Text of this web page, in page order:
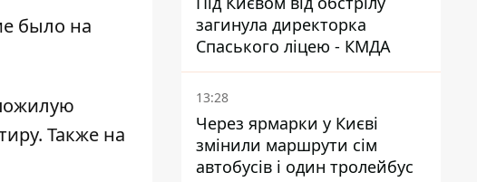
было на
Также на
загинула директорка
Спаського ліцею - КМДА
13:28
Через ярмарки у Києві
змінили маршрути сім
автобусів і один тролейбус